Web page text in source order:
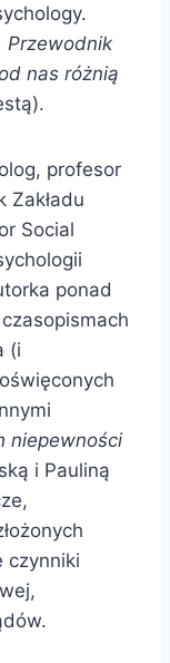
Przewodnik
nas różnią
profesor
Zakładu
Social
ponad
(i
niepewności
i Pauliną
czynniki